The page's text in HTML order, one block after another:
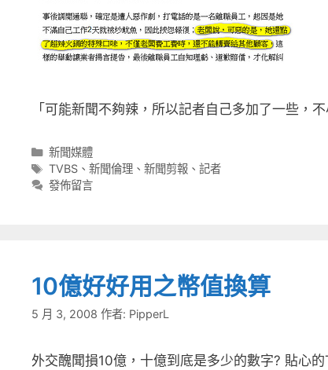
「可能新聞不夠辣，所以記者自己多加了一些
分
類
新聞媒體
標
籤
TVBS、 新聞倫理、 新聞剪報、 記者
發佈留言
10億好好用之幣值換算
5 月 3, 2008 作者: PipperL
外交醜聞損10億，十億到底是多少的數字? 貼心